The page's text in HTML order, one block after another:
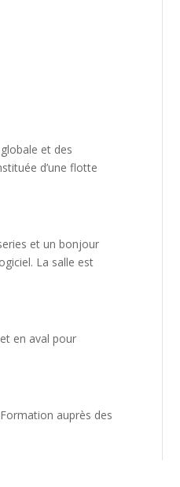
et des
d’une flotte
et un bonjour
La salle est
en aval pour
auprès des